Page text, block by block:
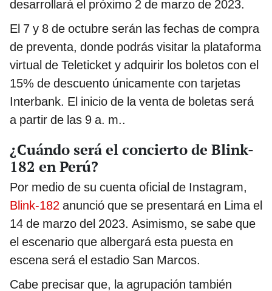
desarrollará el próximo 2 de marzo de 2023.
El 7 y 8 de octubre serán las fechas de compra
de preventa, donde podrás visitar la plataforma
virtual de Teleticket y adquirir los boletos con el
15% de descuento únicamente con tarjetas
Interbank. El inicio de la venta de boletas será
a partir de las 9 a. m..
¿Cuándo será el concierto de Blink-
182 en Perú?
Por medio de su cuenta oficial de Instagram,
Blink-182 anunció que se presentará en Lima el
14 de marzo del 2023. Asimismo, se sabe que
el escenario que albergará esta puesta en
escena será el estadio San Marcos.
Cabe precisar que, la agrupación también